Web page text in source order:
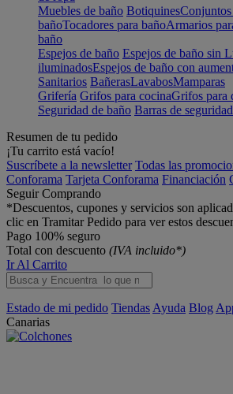
Muebles de baño BotiquinesConjuntos
bañoTocadores para bañoArmarios
baño
Espejos de baño Espejos de baño sin
iluminadosEspejos de baño con
Sanitarios BañerasLavabosMamparas
Grifería Grifos para cocinaGrifos para
Seguridad de baño Barras de
Resumen de tu pedido
¡Tu carrito está vacío!
Suscríbete a la newsletter Todas las
Conforama Tarjeta Conforama Financiación
Seguir Comprando
*Descuentos, cupones y servicios son
clic en Tramitar Pedido para ver estos
Pago 100% seguro
Total con descuento (IVA incluido*)
Ir Al Carrito
Estado de mi pedido Tiendas Ayuda Blog
Canarias